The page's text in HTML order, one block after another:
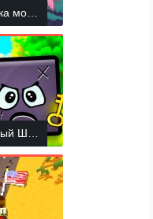
мороженого
Шарик: Приключение